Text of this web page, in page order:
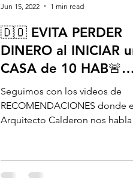
🇩🇴 EVITA PERDER
DINERO al INICIAR
CASA de 10 HAB🚨
SOLUCIÓN FAMILIAS
GRANDES🚨
Seguimos con los videos de
RECOMENDACIONES donde
Arquitecto Calderon nos habla
Jun 15, 2022 1 min read